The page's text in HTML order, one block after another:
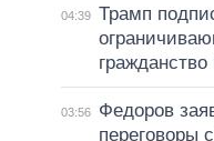
04:39 Трамп
03:56
Федоров
переговоры